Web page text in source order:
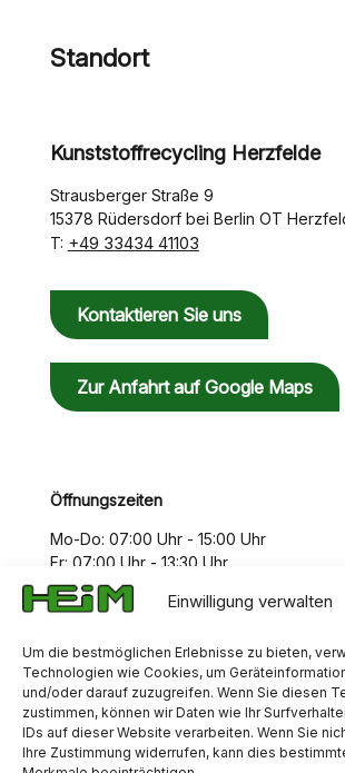
Einwilligung verwalten
Um die bestmöglichen Erlebnisse zu bieten,
Technologien wie Cookies, um
und/oder darauf zuzugreifen. Wenn Sie diesen
zustimmen, können wir Daten wie Ihr
IDs auf dieser Website verarbeiten. Wenn Sie
Ihre Zustimmung widerrufen, kann dies
Standort
Kunststoffrecycling Herzfelde
Strausberger Straße 9
15378 Rüdersdorf bei Berlin OT
T: +49 33434 41103
Kontaktieren Sie uns
Zur Anfahrt auf Google Maps
Öffnungszeiten
Mo-Do: 07:00 Uhr - 15:00 Uhr
Fr: 07:00 Uhr - 13:30 Uhr